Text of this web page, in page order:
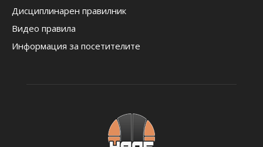
Дисциплинарен правилник
Видео правила
Информация за посетителите